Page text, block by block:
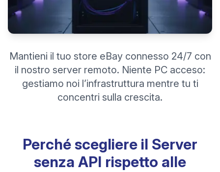
Mantieni il tuo store eBay connesso 24/7 con
il nostro server remoto. Niente PC acceso:
gestiamo noi l’infrastruttura mentre tu ti
concentri sulla crescita.
Perché scegliere il Server
senza API rispetto alle